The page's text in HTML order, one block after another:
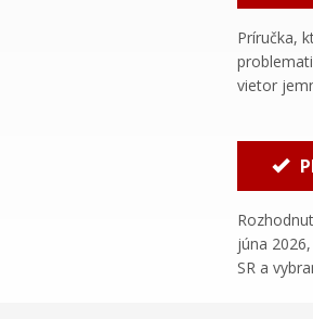
Príručka,
vietor
júna
SR a